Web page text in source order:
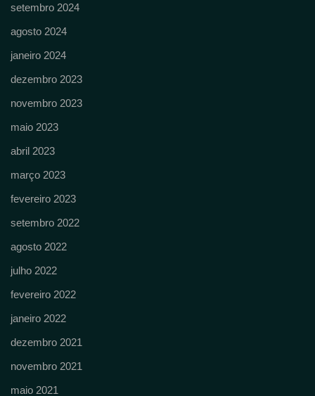
setembro 2024
agosto 2024
janeiro 2024
dezembro 2023
novembro 2023
maio 2023
abril 2023
março 2023
fevereiro 2023
setembro 2022
agosto 2022
julho 2022
fevereiro 2022
janeiro 2022
dezembro 2021
novembro 2021
maio 2021